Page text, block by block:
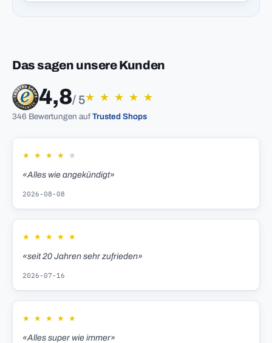
Das sagen unsere Kunden
4,8/ 5★ ★ ★ ★ ★
346 Bewertungen auf Trusted Shops
★ ★ ★ ★ ★
«Alles wie angekündigt»
2026-08-08
★ ★ ★ ★ ★
«seit 20 Jahren sehr zufrieden»
2026-07-16
★ ★ ★ ★ ★
«Alles super wie immer»